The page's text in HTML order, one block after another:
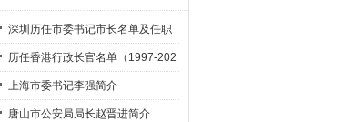
深圳历任市委书记市长名单及任职
时间
历任香港行政长官名单（1997-202
2）
上海市委书记李强简介
唐山市公安局局长赵晋进简介